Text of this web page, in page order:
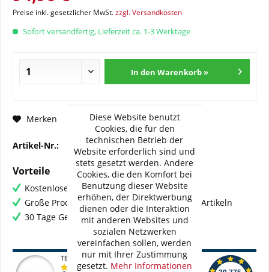
Preise inkl. gesetzlicher MwSt.zzgl. Versandkosten
Sofort versandfertig, Lieferzeit ca. 1-3 Werktage
In den Warenkorb »
Merken Fragen zum Artikel?
Artikel-Nr.: BC-TS6104-BN
Vorteile
Kostenloser Versand ab € 60,- Bestellwert
Große Produktauswahl mit mehr als 80.000 Artikeln
30 Tage Geld-Zurück-Garantie
Diese Website benutzt
Cookies, die für den
technischen Betrieb der
Website erforderlich sind und
stets gesetzt werden. Andere
Cookies, die den Komfort bei
Benutzung dieser Website
erhöhen, der Direktwerbung
dienen oder die Interaktion
mit anderen Websites und
sozialen Netzwerken
vereinfachen sollen, werden
nur mit Ihrer Zustimmung
gesetzt. Mehr Informationen